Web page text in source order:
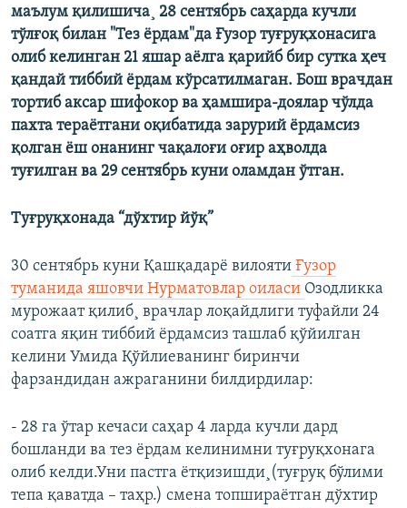
маълум қилишича¸ 28 сентябрь саҳарда кучли
тўлғоқ билан "Тез ëрдам"да Ғузор туғруқхонасига
олиб келинган 21 яшар аëлга қарийб бир сутка ҳеч
қандай тиббий ëрдам кўрсатилмаган. Бош врачдан
тортиб аксар шифокор ва ҳамшира-доялар чўлда
пахта тераëтгани оқибатида зарурий ëрдамсиз
қолган ëш онанинг чақалоғи оғир аҳволда
туғилган ва 29 сентябрь куни оламдан ўтган.
Туғруқхонада “дўхтир йўқ”
30 сентябрь куни Қашқадарë вилояти Ғузор
туманида яшовчи Нурматовлар оиласи Озодликка
мурожаат қилиб¸ врачлар лоқайдлиги туфайли 24
соатга яқин тиббий ëрдамсиз ташлаб қўйилган
келини Умида Қўйлиеванинг биринчи
фарзандидан ажраганини билдирдилар:
- 28 га ўтар кечаси саҳар 4 ларда кучли дард
бошланди ва тез ëрдам келинимни туғруқхонага
олиб келди.Уни пастга ëтқизишди¸(туғруқ бўлими
тепа қаватда – таҳр.) смена топшираëтган дўхтир